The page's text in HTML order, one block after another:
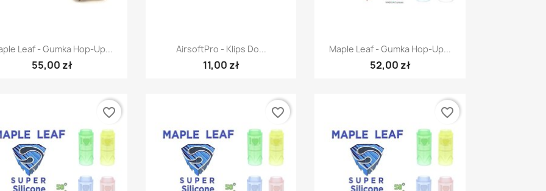
Szybki podgląd
Leaf - Gumka Hop-Up...
55,00 zł
Szybki podgląd
AirsoftPro - Klips Do...
11,00 zł
Szybki podgląd
Maple Leaf - Gumka Hop-Up...
52,00 zł
favorite_border favorite_border favorite_border